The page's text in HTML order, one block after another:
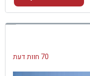
70 חוות דעת